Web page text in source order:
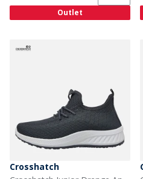
Outlet
Crosshatch